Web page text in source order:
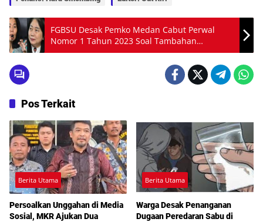
FGBSU Desak Pemko Medan Cabut Perwal
Nomor 1 Tahun 2023 Soal Tambahan
Penghasilan Guru
Pos Terkait
Berita Utama
Persoalkan Unggahan di Media
Sosial, MKR Ajukan Dua
Berita Utama
Warga Desak Penanganan
Dugaan Peredaran Sabu di